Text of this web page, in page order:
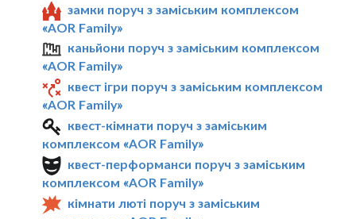
замки поруч з заміським комплексом
«AOR Family»
каньйони поруч з заміським комплексом
«AOR Family»
квест ігри поруч з заміським комплексом
«AOR Family»
квест-кімнати поруч з заміським
комплексом «AOR Family»
квест-перформанси поруч з заміським
комплексом «AOR Family»
кімнати люті поруч з заміським